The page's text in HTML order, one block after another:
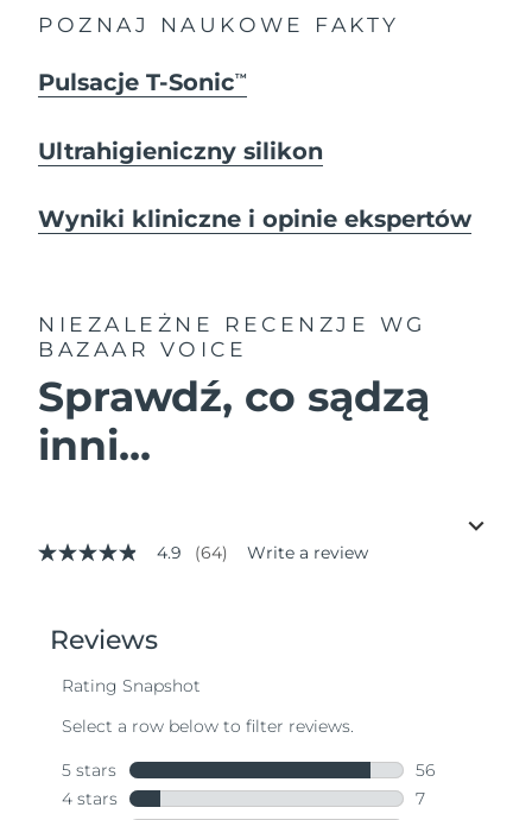
POZNAJ NAUKOWE FAKTY
Pulsacje T-SonicTM
Ultrahigieniczny silikon
Wyniki kliniczne i opinie ekspertów
NIEZALEŻNE RECENZJE
WG
BAZAAR VOICE
Sprawdź, co sądzą
inni...
4.9
stars,
average
value.
Same
page
link.
4.9 (64) Write a review